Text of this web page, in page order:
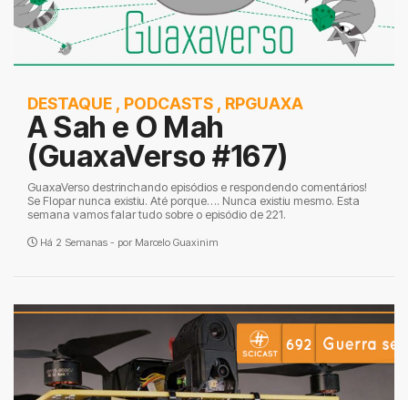
DESTAQUE , PODCASTS , RPGUAXA
A Sah e O Mah
(GuaxaVerso #167)
GuaxaVerso destrinchando episódios e respondendo comentários!
Se Flopar nunca existiu. Até porque…. Nunca existiu mesmo. Esta
semana vamos falar tudo sobre o episódio de 221.
Há 2 Semanas - por Marcelo Guaxinim